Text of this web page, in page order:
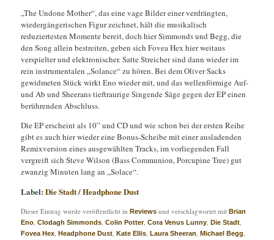
„The Undone Mother“, das eine vage Bilder einer verdrängten,
wiedergängerischen Figur zeichnet, hält die musikalisch
reduziertesten Momente bereit, doch hier Simmonds und Begg, die
den Song allein bestreiten, geben sich Fovea Hex hier weitaus
verspielter und elektronischer. Satte Streicher sind dann wieder im
rein instrumentalen „Solance“ zu hören. Bei dem Oliver Sacks
gewidmeten Stück wirkt Eno wieder mit, und das wellenförmige Auf-
und Ab und Sheerans tieftraurige Singende Säge gegen der EP einen
berührenden Abschluss.
Die EP erscheint als 10” und CD und wie schon bei der ersten Reihe
gibt es auch hier wieder eine Bonus-Scheibe mit einer ausladenden
Remixversion eines ausgewählten Tracks, im vorliegenden Fall
vergreift sich Steve Wilson (Bass Communion, Porcupine Tree) gut
zwanzig Minuten lang an „Solace“.
Label:Die Stadt/Headphone Dust
Dieser Eintrag wurde veröffentlicht inReviews und verschlagwortet mitBrian
Eno,Clodagh Simmonds,Colin Potter,Cora Venus Lunny,Die Stadt,
Fovea Hex,Headphone Dust,Kate Ellis,Laura Sheeran,Michael Begg,